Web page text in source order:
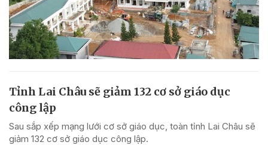
Tỉnh Lai Châu sẽ giảm 132 cơ sở giáo dục
công lập
Sau sắp xếp mạng lưới cơ sở giáo dục, toàn tỉnh Lai Châu sẽ
giảm 132 cơ sở giáo dục công lập.